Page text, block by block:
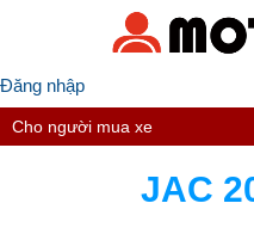
Đăng nhập
Cho người mua xe
JAC